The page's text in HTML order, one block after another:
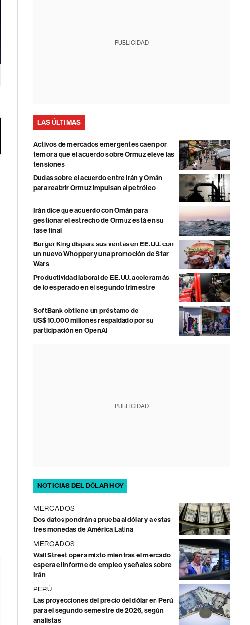
PUBLICIDAD
LAS ÚLTIMAS
Activos de mercados emergentes caen por
temor a que el acuerdo sobre Ormuz eleve las
tensiones
Dudas sobre el acuerdo entre Irán y Omán
para reabrir Ormuz impulsan al petróleo
Irán dice que acuerdo con Omán para
gestionar el estrecho de Ormuz está en su
fase final
Burger King dispara sus ventas en EE.UU. con
un nuevo Whopper y una promoción de Star
Wars
Productividad laboral de EE.UU. acelera más
de lo esperado en el segundo trimestre
SoftBank obtiene un préstamo de
US$10.000 millones respaldado por su
participación en OpenAI
PUBLICIDAD
NOTICIAS DEL DÓLAR HOY
MERCADOS
Dos datos pondrán a prueba al dólar y a estas
tres monedas de América Latina
MERCADOS
Wall Street opera mixto mientras el mercado
espera el informe de empleo y señales sobre
Irán
PERÚ
Las proyecciones del precio del dólar en Perú
para el segundo semestre de 2026, según
analistas